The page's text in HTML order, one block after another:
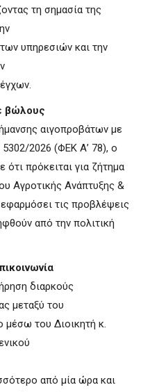
τη σημασία της
υπηρεσιών και την
βώλους
αιγοπροβάτων με
2026 (ΦΕΚ Α’ 78), ο
πρόκειται για ζήτημα
Αγροτικής Ανάπτυξης &
τις προβλέψεις
από την πολιτική
διαρκούς
μεταξύ του
μέσω του Διοικητή κ.
από μία ώρα και